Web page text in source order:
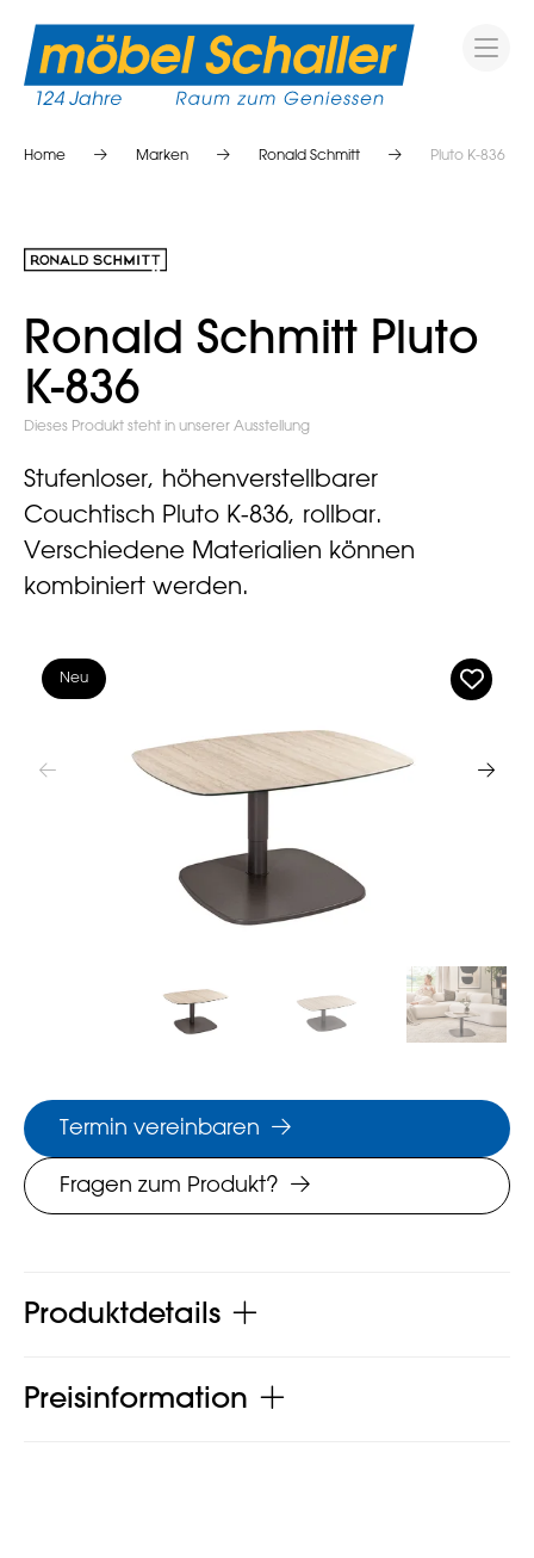
Home Marken Ronald Schmitt Pluto K-836
Ronald Schmitt Pluto
K-836
Dieses Produkt steht in unserer Ausstellung
Stufenloser, höhenverstellbarer
Couchtisch Pluto K-836, rollbar.
Verschiedene Materialien können
kombiniert werden.
Neu
Termin vereinbaren
Fragen zum Produkt?
Produktdetails
Preisinformation